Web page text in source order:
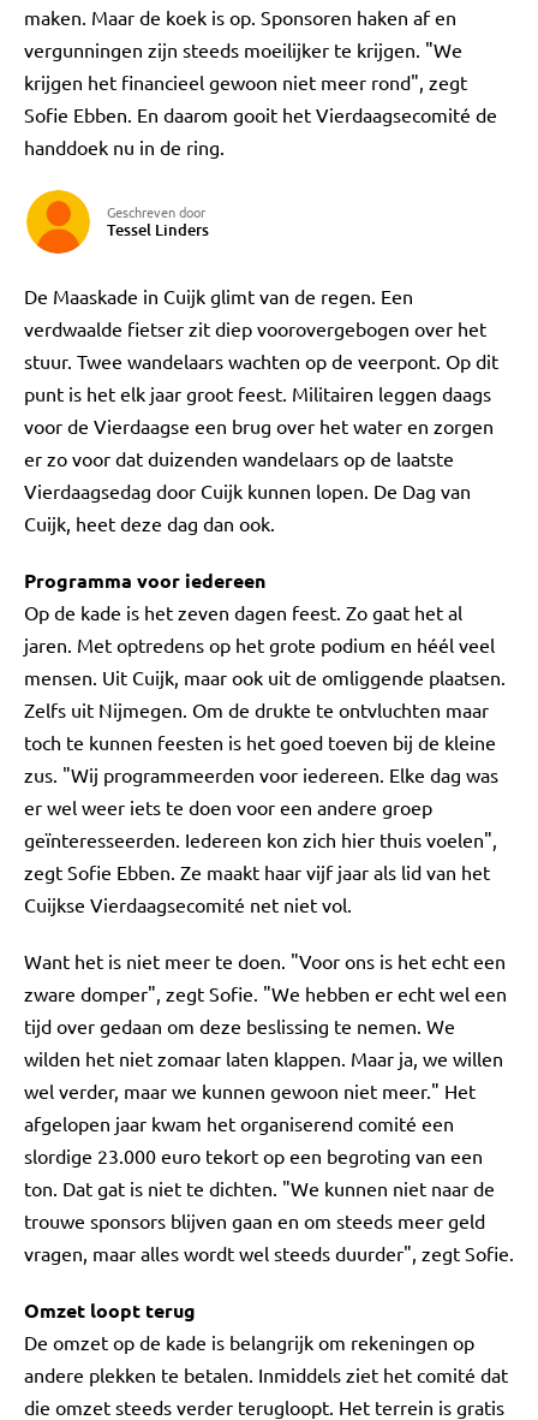
maken. Maar de koek is op. Sponsoren haken af en
vergunningen zijn steeds moeilijker te krijgen. "We
krijgen het financieel gewoon niet meer rond", zegt
Sofie Ebben. En daarom gooit het Vierdaagsecomité de
handdoek nu in de ring.
Geschreven door
Tessel Linders
De Maaskade in Cuijk glimt van de regen. Een
verdwaalde fietser zit diep voorovergebogen over het
stuur. Twee wandelaars wachten op de veerpont. Op dit
punt is het elk jaar groot feest. Militairen leggen daags
voor de Vierdaagse een brug over het water en zorgen
er zo voor dat duizenden wandelaars op de laatste
Vierdaagsedag door Cuijk kunnen lopen. De Dag van
Cuijk, heet deze dag dan ook.
Programma voor iedereen
Op de kade is het zeven dagen feest. Zo gaat het al
jaren. Met optredens op het grote podium en héél veel
mensen. Uit Cuijk, maar ook uit de omliggende plaatsen.
Zelfs uit Nijmegen. Om de drukte te ontvluchten maar
toch te kunnen feesten is het goed toeven bij de kleine
zus. "Wij programmeerden voor iedereen. Elke dag was
er wel weer iets te doen voor een andere groep
geïnteresseerden. Iedereen kon zich hier thuis voelen",
zegt Sofie Ebben. Ze maakt haar vijf jaar als lid van het
Cuijkse Vierdaagsecomité net niet vol.
Want het is niet meer te doen. "Voor ons is het echt een
zware domper", zegt Sofie. "We hebben er echt wel een
tijd over gedaan om deze beslissing te nemen. We
wilden het niet zomaar laten klappen. Maar ja, we willen
wel verder, maar we kunnen gewoon niet meer." Het
afgelopen jaar kwam het organiserend comité een
slordige 23.000 euro tekort op een begroting van een
ton. Dat gat is niet te dichten. "We kunnen niet naar de
trouwe sponsors blijven gaan en om steeds meer geld
vragen, maar alles wordt wel steeds duurder", zegt Sofie.
Omzet loopt terug
De omzet op de kade is belangrijk om rekeningen op
andere plekken te betalen. Inmiddels ziet het comité dat
die omzet steeds verder terugloopt. Het terrein is gratis